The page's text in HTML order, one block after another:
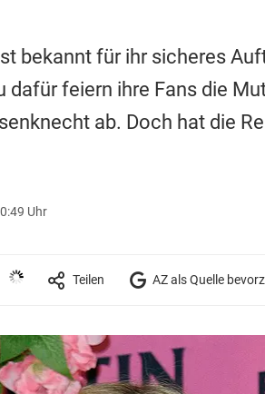
bekannt für ihr sicheres
dafür feiern ihre Fans die
ab. Doch hat die
Uhr
Teilen AZ als Quelle